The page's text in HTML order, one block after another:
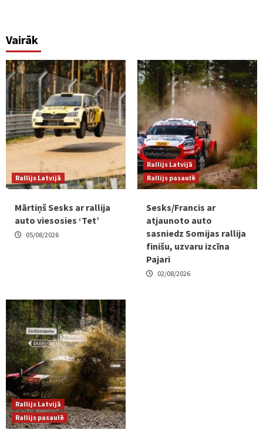
Vairāk
Rallijs Latvijā
Mārtiņš Sesks ar rallija
auto viesosies ‘Tet’
05/08/2026
Rallijs Latvijā
Rallijs pasaulē
Sesks/Francis ar
atjaunoto auto
sasniedz Somijas rallija
finišu, uzvaru izcīna
Pajari
02/08/2026
Rallijs Latvijā
Rallijs pasaulē